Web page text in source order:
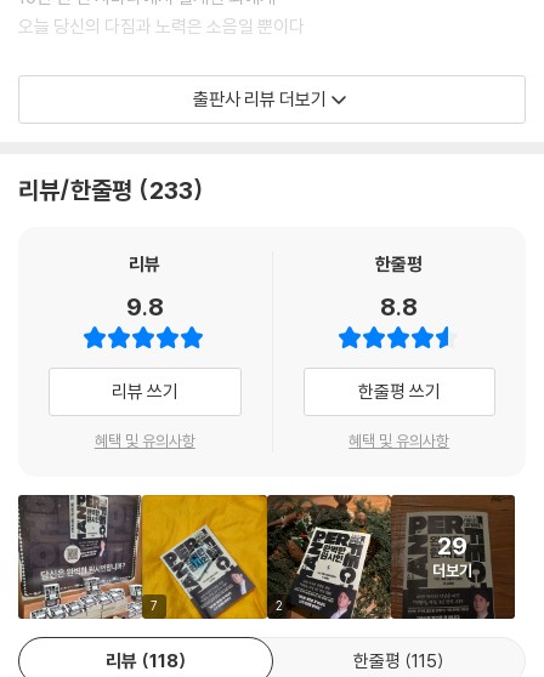
뇌를 속이는 3가지 사기꾼, 술, 설탕, 담배
왜 어떤 자극은 괜찮고, 어떤 자극은 뇌를 망치는가
생각이 뇌를 소모시키는 방식
아무것도 할 수 없을 때, 최소한의 매뉴얼
END: 궁극의 질문
고차원 사고를 갖게 된 돌연변이 원시인
1만 년 전 논밭이 당신의 뇌를 만들었다
배가 불러도 ‘왜’를 묻는 돌연변이들
개체의 시대
개성은 발명이 아니라 발견이다
에필로그: 멸종 위기종
오늘 당신의 다짐과 노력은 소음일 뿐이다
‘완벽한 원시인’은
의지를 단련하기보다 조건을 복원하고,
우리는 고장 난 존재가 아니다. 다만 인간이 작동하도록 설계된 조건에서
t Caveman)이란, 인류가 어떻게 설계되었는지를 이해하고, 그 설계가
을 복원하고, 결심을 반복하기보다 순서를 바로잡는 삶. 그렇게 뇌가 제 기
능을 되찾기 시작하면 변화는 생각보다 빠르다. 3개월 후, 아침이 달라진
다. 이유 없이 무거운 날이 줄어들고, 우울이 나를 삼키지 못하며, 관계가
들까’가 아니라 ‘이 힘으로 무엇을 할까’를 묻기 시작한다. 『완벽한 원시인』
이 약속하는 것은 성공이 아니다. 지금 이 시대에 인간이 정상적으로 작동
하는 법, 그리고 그 정상 상태가 지닌 힘에 대한 이야기다. 10만 년의 진화
가 축적된 유전자를 깨우는 이 책은, 2026년 당신이 쥐어야 할 단 한 권의
인생 공략집이 될 것이다.
더 많은 정보 대신 인간 본연의 기준으로, 원시인다움
출판사 리뷰 더보기
리뷰/한줄평 233
리뷰
9.8
리뷰 쓰기
혜택 및 유의사항
한줄평
8.8
한줄평 쓰기
혜택 및 유의사항
7 2
29
더보기
리뷰 118 한줄평 115